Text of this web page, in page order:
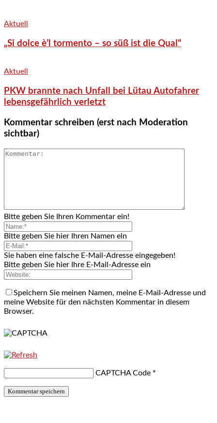
Aktuell
„Si dolce è’l tormento – so süß ist die Qual“
Aktuell
PKW brannte nach Unfall bei Lütau Autofahrer
lebensgefährlich verletzt
Kommentar schreiben (erst nach Moderation
sichtbar)
Bitte geben Sie Ihren Kommentar ein!
Bitte geben Sie hier Ihren Namen ein
Sie haben eine falsche E-Mail-Adresse eingegeben!
Bitte geben Sie hier Ihre E-Mail-Adresse ein
Speichern Sie meinen Namen, meine E-Mail-Adresse und
meine Website für den nächsten Kommentar in diesem
Browser.
CAPTCHA Code *